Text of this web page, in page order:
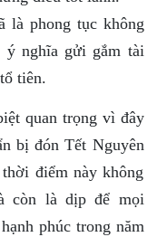
là phong tục không
ý nghĩa gửi gắm tài
tiên.
quan trọng vì đây
bị đón Tết Nguyên
điểm này không
còn là dịp để mọi
phúc trong năm